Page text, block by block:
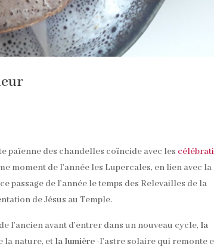
païenne des chandelles coïncide avec les
moment de l’année les Lupercales, en lien avec la
de l’année le temps des Relevailles de la
de Jésus au Temple.
l’ancien avant d’entrer dans un nouveau cycle, la
la nature, et la lumière-l’astre solaire qui remonte